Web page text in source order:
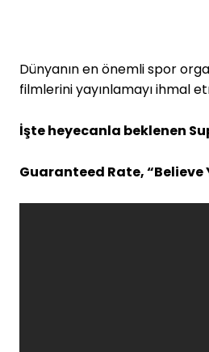
Dünyanın en önemli spor
filmlerini yayınlamayı ihmal
İşte heyecanla beklenen
Guaranteed Rate, “Believe